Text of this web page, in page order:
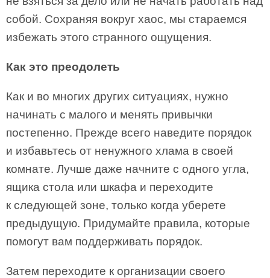
собой. Сохраняя вокруг хаос, мы стараемся
избежать этого странного ощущения.
Как это преодолеть
Как и во многих других ситуациях, нужно
начинать с малого и менять привычки
постепенно. Прежде всего наведите порядок
и избавьтесь от ненужного хлама в своей
комнате. Лучше даже начните с одного угла,
ящика стола или шкафа и переходите
к следующей зоне, только когда уберете
предыдущую. Придумайте правила, которые
помогут вам поддерживать порядок.
Затем переходите к организации своего